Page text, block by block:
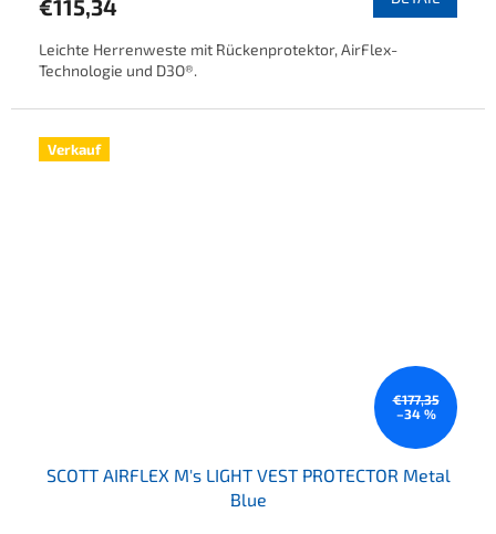
€115,34
Leichte Herrenweste mit Rückenprotektor, AirFlex-
Technologie und D3O®.
Verkauf
€177,35
–34 %
SCOTT AIRFLEX M's LIGHT VEST PROTECTOR Metal
Blue